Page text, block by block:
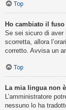
Top
Ho cambiato il
Se sei sicuro di aver
scorretta, allora
corretto. Avvisa un
Top
La mia lingua non
L’amministratore
nessuno lo ha